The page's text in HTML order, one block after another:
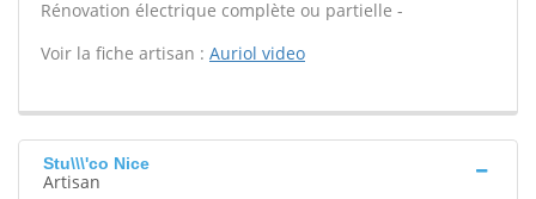
Rénovation électrique complète ou partielle -
Voir la fiche artisan : Auriol video
Stu\\\'co Nice
Artisan